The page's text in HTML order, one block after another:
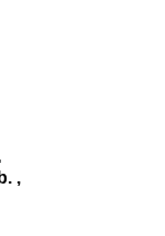
,